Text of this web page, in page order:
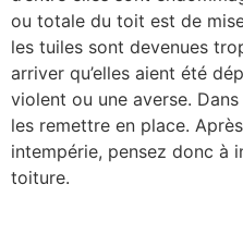
ou totale du toit est de
les tuiles sont devenues
arriver qu’elles aient été
violent ou une averse.
les remettre en place.
intempérie, pensez donc à
toiture.